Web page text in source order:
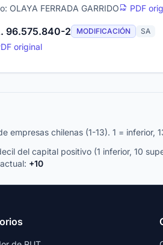
OLAYA FERRADA GARRIDO PDF
96.575.840-2 MODIFICACIÓN SA
original
empresas chilenas (1-13). 1 = inferior,
del capital positivo (1 inferior, 10
+10